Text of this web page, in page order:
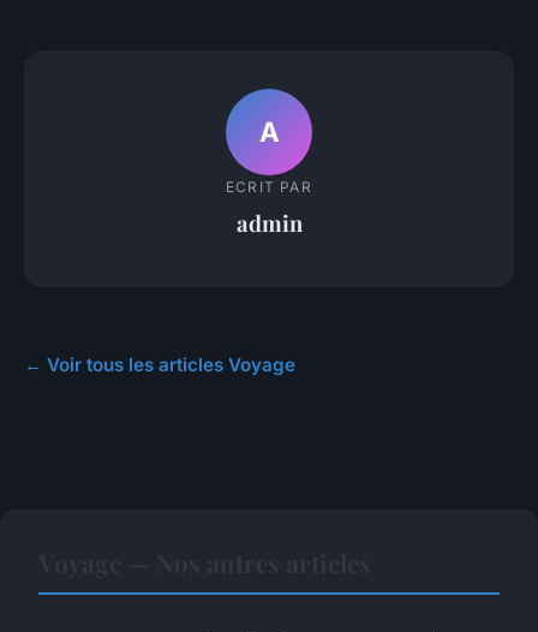
A
ECRIT PAR
admin
← Voir tous les articles Voyage